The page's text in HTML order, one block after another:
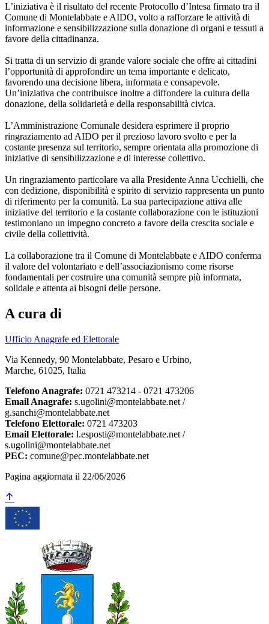
L’iniziativa è il risultato del recente Protocollo d’Intesa firmato tra il
Comune di Montelabbate e AIDO, volto a rafforzare le attività di
informazione e sensibilizzazione sulla donazione di organi e tessuti a
favore della cittadinanza.
Si tratta di un servizio di grande valore sociale che offre ai cittadini
l’opportunità di approfondire un tema importante e delicato,
favorendo una decisione libera, informata e consapevole.
Un’iniziativa che contribuisce inoltre a diffondere la cultura della
donazione, della solidarietà e della responsabilità civica.
L’Amministrazione Comunale desidera esprimere il proprio
ringraziamento ad AIDO per il prezioso lavoro svolto e per la
costante presenza sul territorio, sempre orientata alla promozione di
iniziative di sensibilizzazione e di interesse collettivo.
Un ringraziamento particolare va alla Presidente Anna Ucchielli, che
con dedizione, disponibilità e spirito di servizio rappresenta un punto
di riferimento per la comunità. La sua partecipazione attiva alle
iniziative del territorio e la costante collaborazione con le istituzioni
testimoniano un impegno concreto a favore della crescita sociale e
civile della collettività.
La collaborazione tra il Comune di Montelabbate e AIDO conferma
il valore del volontariato e dell’associazionismo come risorse
fondamentali per costruire una comunità sempre più informata,
solidale e attenta ai bisogni delle persone.
A cura di
Ufficio Anagrafe ed Elettorale
Via Kennedy, 90 Montelabbate, Pesaro e Urbino,
Marche, 61025, Italia
Telefono Anagrafe: 0721 473214 - 0721 473206
Email Anagrafe: s.ugolini@montelabbate.net /
g.sanchi@montelabbate.net
Telefono Elettorale: 0721 473203
Email Elettorale: l.esposti@montelabbate.net /
s.ugolini@montelabbate.net
PEC: comune@pec.montelabbate.net
Pagina aggiornata il 22/06/2026